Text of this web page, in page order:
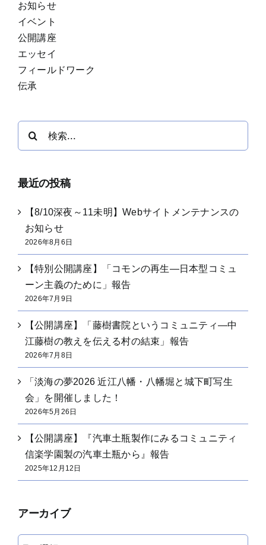
お知らせ
イベント
公開講座
エッセイ
フィールドワーク
伝承
最近の投稿
【8/10深夜～11未明】Webサイトメンテナンスの
お知らせ
2026年8月6日
【特別公開講座】「コモンの再生―日本型コミュ
ーン主義のために」報告
2026年7月9日
【公開講座】「藤樹書院というコミュニティ―中
江藤樹の教えを伝える村の結束」報告
2026年7月8日
「淡海の夢2026 近江八幡・八幡堀と城下町写生
会」を開催しました！
2026年5月26日
【公開講座】『汽車土瓶製作にみるコミュニティ
信楽学園製の汽車土瓶から』報告
2025年12月12日
アーカイブ